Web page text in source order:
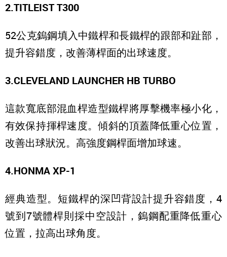
2.TITLEIST T300
52公克鎢鋼填入中鐵桿和長鐵桿的跟部和趾部，
提升容錯度，改善薄桿面的出球速度。
3.CLEVELAND LAUNCHER HB TURBO
這款寬底部混血桿造型鐵桿將厚擊機率極小化，
有效保持揮桿速度。傾斜的頂蓋降低重心位置，
改善出球狀況。高強度鋼桿面增加球速。
4.HONMA XP-1
經典造型。短鐵桿的深凹背設計提升容錯度，4
號到7號體桿則採中空設計，鎢鋼配重降低重心
位置，拉高出球角度。